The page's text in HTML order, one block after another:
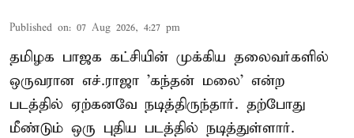
Published on: 07 Aug 2026, 4:27 pm
தமிழக பாஜக கட்சியின் முக்கிய தலைவர்களில்
ஒருவரான எச்.ராஜா 'கந்தன் மலை' என்ற
படத்தில் ஏற்கனவே நடித்திருந்தார். தற்போது
மீண்டும் ஒரு புதிய படத்தில் நடித்துள்ளார்.